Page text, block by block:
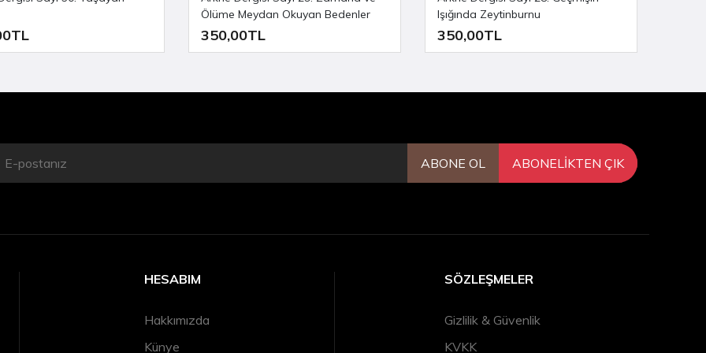
Ölüme Meydan Okuyan Bedenler
350,00TL
Işığında Zeytinburnu
350,00TL
ABONE OL ABONELİKTEN ÇIK
HESABIM
Hakkımızda
Künye
SÖZLEŞMELER
Gizlilik & Güvenlik
KVKK